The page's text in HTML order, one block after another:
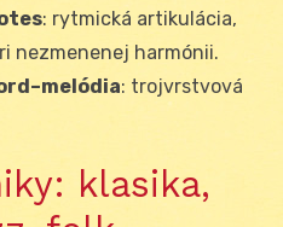
: rytmická artikulácia,
nezmenenej harmónii.
: trojvrstvová
klasika,